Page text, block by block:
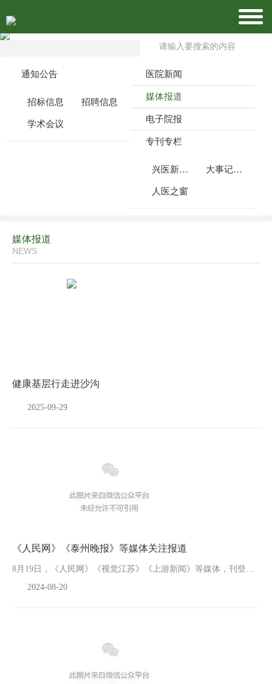
通知公告
招标信息 招聘信息
学术会议
医院新闻
媒体报道
电子院报
专刊专栏
兴医新闻周刊 大事记月报
人医之窗
媒体报道
NEWS
健康基层行走进沙沟
2025-09-29
《人民网》《泰州晚报》等媒体关注报道
8月19日，《人民网》《视觉江苏》《上游新闻》等媒体，刊登了兴化市人民医院医务人员在第七个医师节期间坚守岗位、护佑群众健康的图片新闻。8月16日出刊的《泰州晚报》在2版位置，以《兴化市人民医院：开展应...
2024-08-20